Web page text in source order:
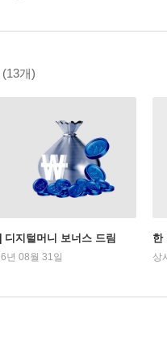
(13개)
지털머니 보너스 드림
년 08월 31일
한
상